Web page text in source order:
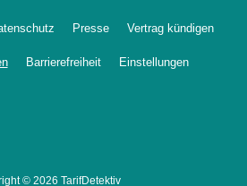
Presse Vertrag kündigen
Barrierefreiheit Einstellungen
© 2026 TarifDetektiv